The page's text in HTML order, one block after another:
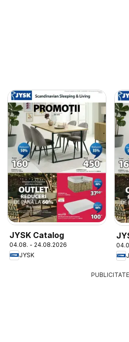
JYSK Catalog
04.08. - 24.08.2026
JYSK
PUBLICITATE